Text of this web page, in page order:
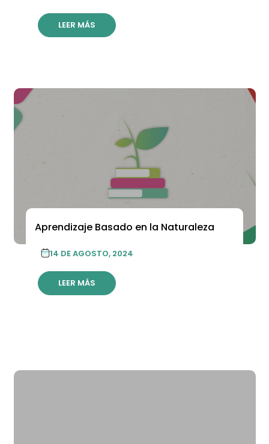
LEER MÁS
Aprendizaje Basado en la Naturaleza
14 DE AGOSTO, 2024
LEER MÁS